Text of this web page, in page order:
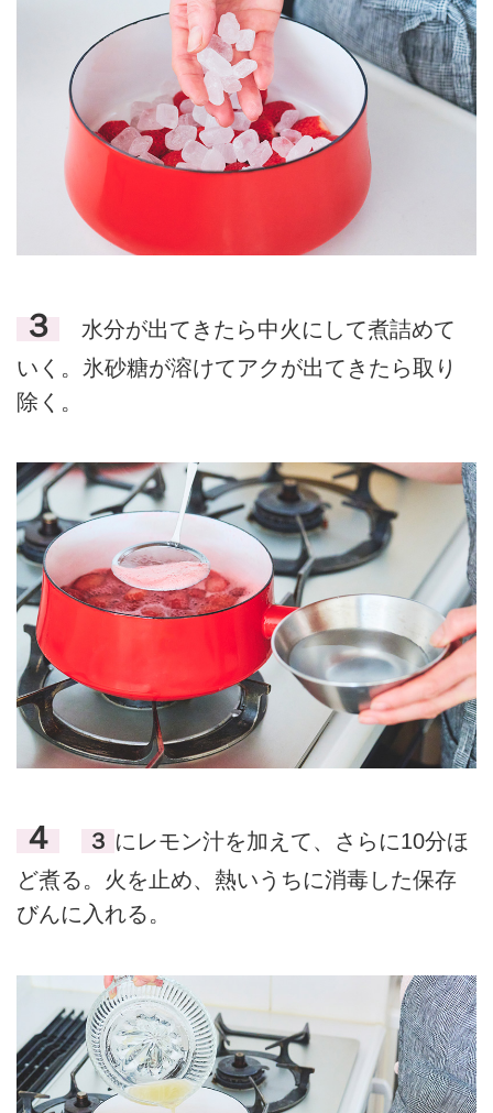
３
水分が出てきたら中火にして煮詰めて
いく。氷砂糖が溶けてアクが出てきたら取り
除く。
４ ３ にレモン汁を加えて、さらに10分ほ
ど煮る。火を止め、熱いうちに消毒した保存
びんに入れる。